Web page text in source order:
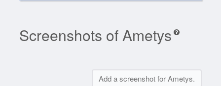
Screenshots of Ametys
Add a screenshot for Ametys.